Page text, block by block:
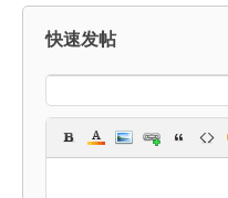
快速发帖